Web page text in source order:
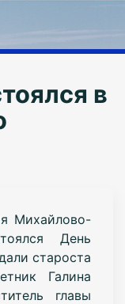
в
Михайлово-
День
староста
Галина
главы